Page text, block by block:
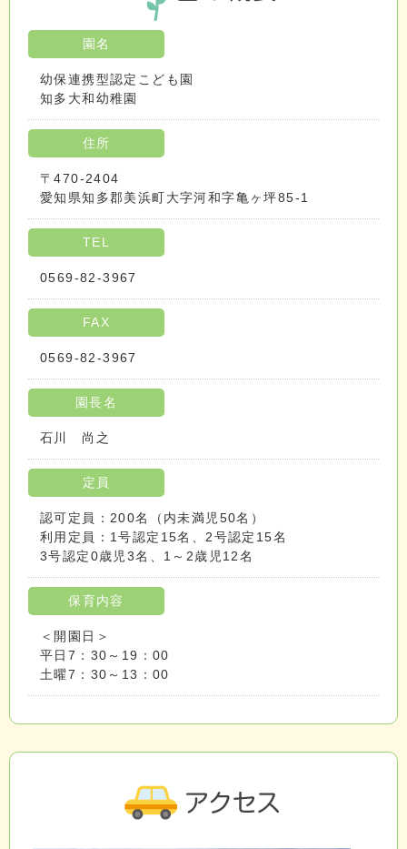
園名
幼保連携型認定こども園
知多大和幼稚園
住所
〒470-2404
愛知県知多郡美浜町大字河和字亀ヶ坪85-1
TEL
0569-82-3967
FAX
0569-82-3967
園長名
石川 尚之
定員
認可定員：200名（内未満児50名）
利用定員：1号認定15名、2号認定15名
3号認定0歳児3名、1～2歳児12名
保育内容
＜開園日＞
平日7：30～19：00
土曜7：30～13：00